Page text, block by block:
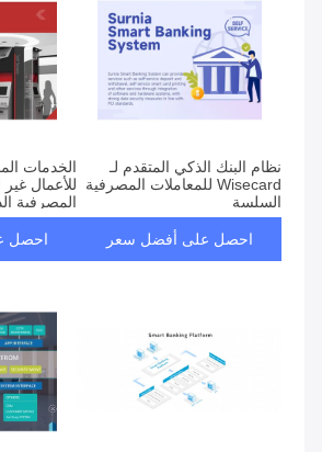
نظام البنك الذكي المتقدم لـ
Wisecard للمعاملات المصرفية
السلسة
احصل على أفضل سعر
الخدمات
للأعمال غير
المصرفية
ذات الخدمة
احصل